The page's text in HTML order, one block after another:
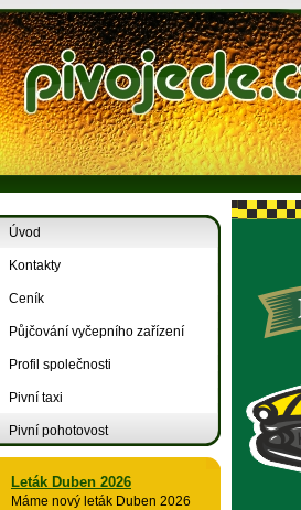
Úvod
Kontakty
Ceník
Půjčování vyčepního zařízení
Profil společnosti
Pivní taxi
Pivní pohotovost
Leták Duben 2026
Máme nový leták Duben 2026